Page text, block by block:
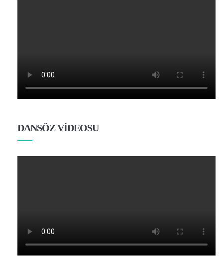
DANSÖZ VİDEOSU